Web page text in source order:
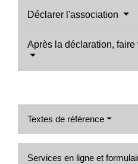
Déclarer l'association
Après la déclaration,
Textes de référence
Services en ligne et